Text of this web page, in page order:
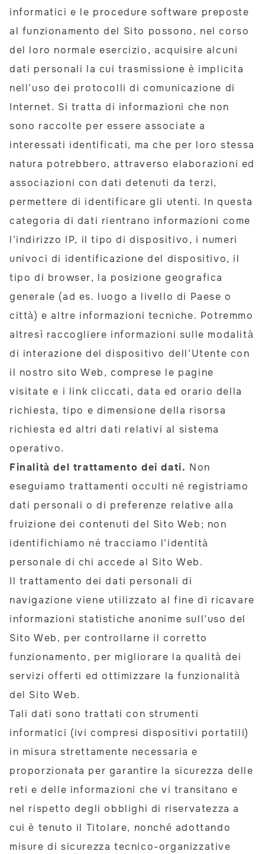
informatici e le procedure software preposte
al funzionamento del Sito possono, nel corso
del loro normale esercizio, acquisire alcuni
dati personali la cui trasmissione è implicita
nell’uso dei protocolli di comunicazione di
Internet. Si tratta di informazioni che non
sono raccolte per essere associate a
interessati identificati, ma che per loro stessa
natura potrebbero, attraverso elaborazioni ed
associazioni con dati detenuti da terzi,
permettere di identificare gli utenti. In questa
categoria di dati rientrano informazioni come
l’indirizzo IP, il tipo di dispositivo, i numeri
univoci di identificazione del dispositivo, il
tipo di browser, la posizione geografica
generale (ad es. luogo a livello di Paese o
città) e altre informazioni tecniche. Potremmo
altresì raccogliere informazioni sulle modalità
di interazione del dispositivo dell’Utente con
il nostro sito Web, comprese le pagine
visitate e i link cliccati, data ed orario della
richiesta, tipo e dimensione della risorsa
richiesta ed altri dati relativi al sistema
operativo.
Finalità del trattamento dei dati. Non
eseguiamo trattamenti occulti né registriamo
dati personali o di preferenze relative alla
fruizione dei contenuti del Sito Web; non
identifichiamo né tracciamo l’identità
personale di chi accede al Sito Web.
Il trattamento dei dati personali di
navigazione viene utilizzato al fine di ricavare
informazioni statistiche anonime sull’uso del
Sito Web, per controllarne il corretto
funzionamento, per migliorare la qualità dei
servizi offerti ed ottimizzare la funzionalità
del Sito Web.
Tali dati sono trattati con strumenti
informatici (ivi compresi dispositivi portatili)
in misura strettamente necessaria e
proporzionata per garantire la sicurezza delle
reti e delle informazioni che vi transitano e
nel rispetto degli obblighi di riservatezza a
cui è tenuto il Titolare, nonché adottando
misure di sicurezza tecnico-organizzative